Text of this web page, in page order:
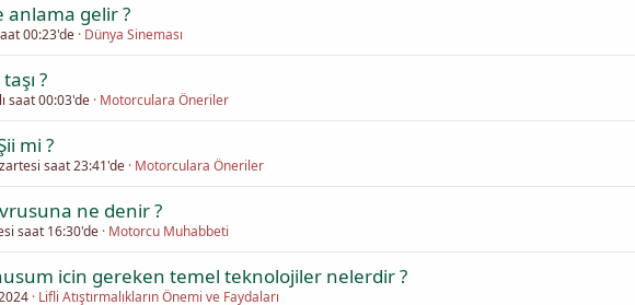
anlama gelir ?
00:23'de Dünya Sineması
?
saat 00:03'de Motorculara Öneriler
mi ?
saat 23:41'de Motorculara Öneriler
ne denir ?
saat 16:30'de Motorcu Muhabbeti
icin gereken temel teknolojiler nelerdir ?
Lifli Atıştırmalıkların Önemi ve Faydaları